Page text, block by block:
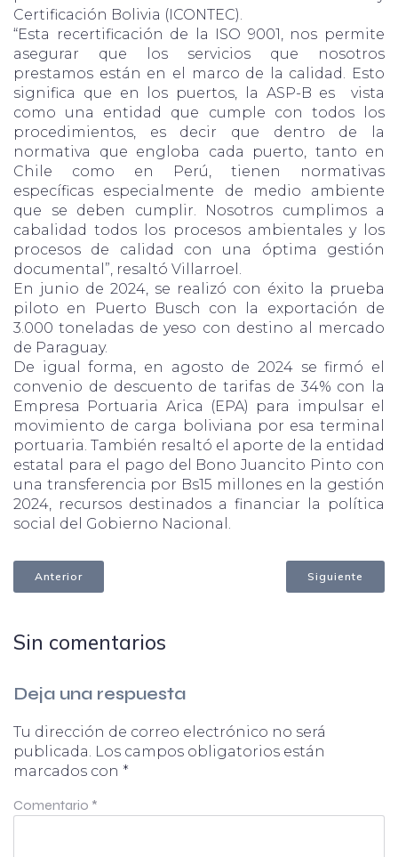
Certificación Bolivia (ICONTEC).
“Esta recertificación de la ISO 9001, nos permite
asegurar que los servicios que nosotros
prestamos están en el marco de la calidad. Esto
significa que en los puertos, la ASP-B es vista
como una entidad que cumple con todos los
procedimientos, es decir que dentro de la
normativa que engloba cada puerto, tanto en
Chile como en Perú, tienen normativas
específicas especialmente de medio ambiente
que se deben cumplir. Nosotros cumplimos a
cabalidad todos los procesos ambientales y los
procesos de calidad con una óptima gestión
documental”, resaltó Villarroel.
En junio de 2024, se realizó con éxito la prueba
piloto en Puerto Busch con la exportación de
3.000 toneladas de yeso con destino al mercado
de Paraguay.
De igual forma, en agosto de 2024 se firmó el
convenio de descuento de tarifas de 34% con la
Empresa Portuaria Arica (EPA) para impulsar el
movimiento de carga boliviana por esa terminal
portuaria. También resaltó el aporte de la entidad
estatal para el pago del Bono Juancito Pinto con
una transferencia por Bs15 millones en la gestión
2024, recursos destinados a financiar la política
social del Gobierno Nacional.
Anterior Siguiente
Sin comentarios
Deja una respuesta
Tu dirección de correo electrónico no será
publicada. Los campos obligatorios están
marcados con *
Comentario *